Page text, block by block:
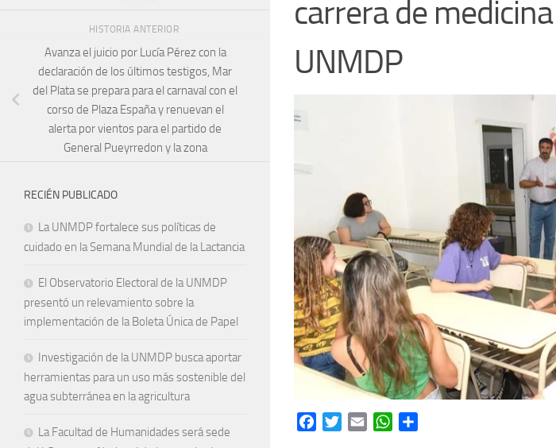
carrera de
UNMDP
FacebookTwitterEmail WhatsApp
HISTORIA ANTERIOR
Avanza el juicio por Lucía Pérez con la
declaración de los últimos testigos, Mar
del Plata se prepara para el carnaval con el
corso de Plaza España y renuevan el
alerta por vientos para el partido de
General Pueyrredon y la zona
RECIÉN PUBLICADO
La UNMDP fortalece sus políticas de
cuidado en la Semana Mundial de la Lactancia
El Observatorio Electoral de la UNMDP
presentó un relevamiento sobre la
implementación de la Boleta Única de Papel
Investigación de la UNMDP busca aportar
herramientas para un uso más sostenible del
agua subterránea en la agricultura
La Facultad de Humanidades será sede